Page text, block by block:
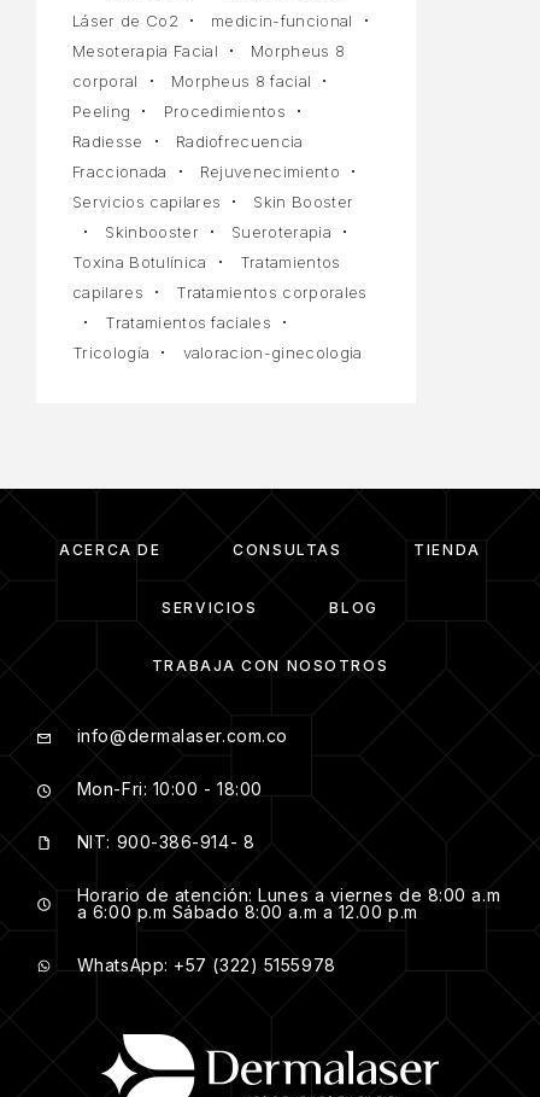
Láser de Co2
medicin-funcional
Mesoterapia Facial
Morpheus 8
corporal
Morpheus 8 facial
Peeling
Procedimientos
Radiesse
Radiofrecuencia
Fraccionada
Rejuvenecimiento
Servicios capilares
Skin Booster
Skinbooster
Sueroterapia
Toxina Botulínica
Tratamientos
capilares
Tratamientos corporales
Tratamientos faciales
Tricología
valoracion-ginecologia
ACERCA DE CONSULTAS TIENDA
SERVICIOS BLOG
TRABAJA CON NOSOTROS
info@dermalaser.com.co
Mon-Fri: 10:00 - 18:00
NIT: 900-386-914- 8
Horario de atención: Lunes a viernes de 8:00 a.m
a 6:00 p.m Sábado 8:00 a.m a 12.00 p.m
WhatsApp: +57 (322) 5155978